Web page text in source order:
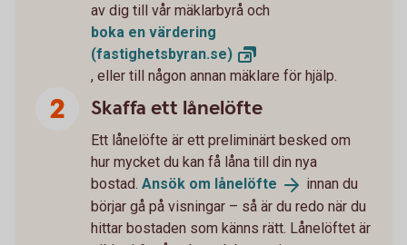
av dig till vår mäklarbyrå och
boka en värdering
(fastighetsbyran.se)
, eller till någon annan mäklare för hjälp.
Skaffa ett lånelöfte
Ett lånelöfte är ett preliminärt besked om
hur mycket du kan få låna till din nya
bostad. Ansök om lånelöfte
innan du
börjar gå på visningar – så är du redo när du
hittar bostaden som känns rätt. Lånelöftet är